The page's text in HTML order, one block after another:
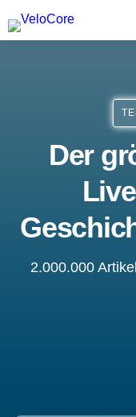
Partnerprogramm
Der
2.000.000